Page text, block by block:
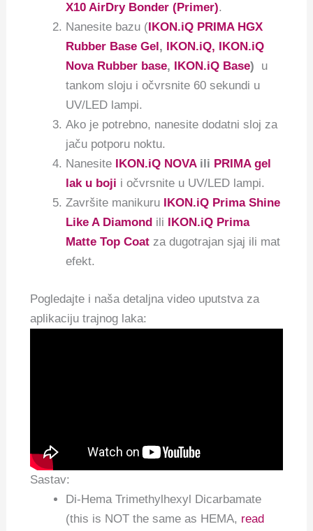
X10 AirDry Bonder (Primer).
Nanesite bazu (IKON.iQ PRIMA HGX
Rubber Base Gel, IKON.iQ, IKON.iQ
Nova Rubber base, IKON.iQ Base)
u
tankom sloju i očvrsnite 60 sekundi u
UV/LED lampi.
Ako je potrebno, nanesite dodatni sloj za
jaču potporu noktu.
Nanesite IKON.iQ NOVAili PRIMA gel
lak u boji i očvrsnite u UV/LED lampi.
Završite manikuru IKON.iQ Prima Shine
Like A Diamond ili IKON.iQ Prima
Matte Top Coat za dugotrajan sjaj ili mat
efekt.
Pogledajte i naša detaljna video uputstva za
aplikaciju trajnog laka:
Sastav:
Di-Hema Trimethylhexyl Dicarbamate
(this is NOT the same as HEMA, read